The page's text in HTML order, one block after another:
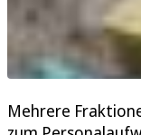
Mehrere